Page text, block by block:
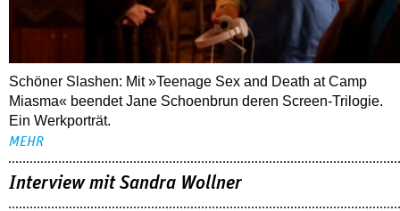
Schöner Slashen: Mit »Teenage Sex and Death at Camp
Miasma« beendet Jane Schoenbrun deren Screen-Trilogie.
Ein Werkporträt.
MEHR
Interview mit Sandra Wollner